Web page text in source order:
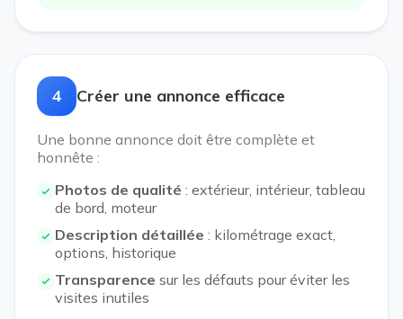
4 Créer une annonce efficace
Une bonne annonce doit être complète et
honnête :
Photos de qualité : extérieur, intérieur, tableau
de bord, moteur
Description détaillée : kilométrage exact,
options, historique
Transparence sur les défauts pour éviter les
visites inutiles